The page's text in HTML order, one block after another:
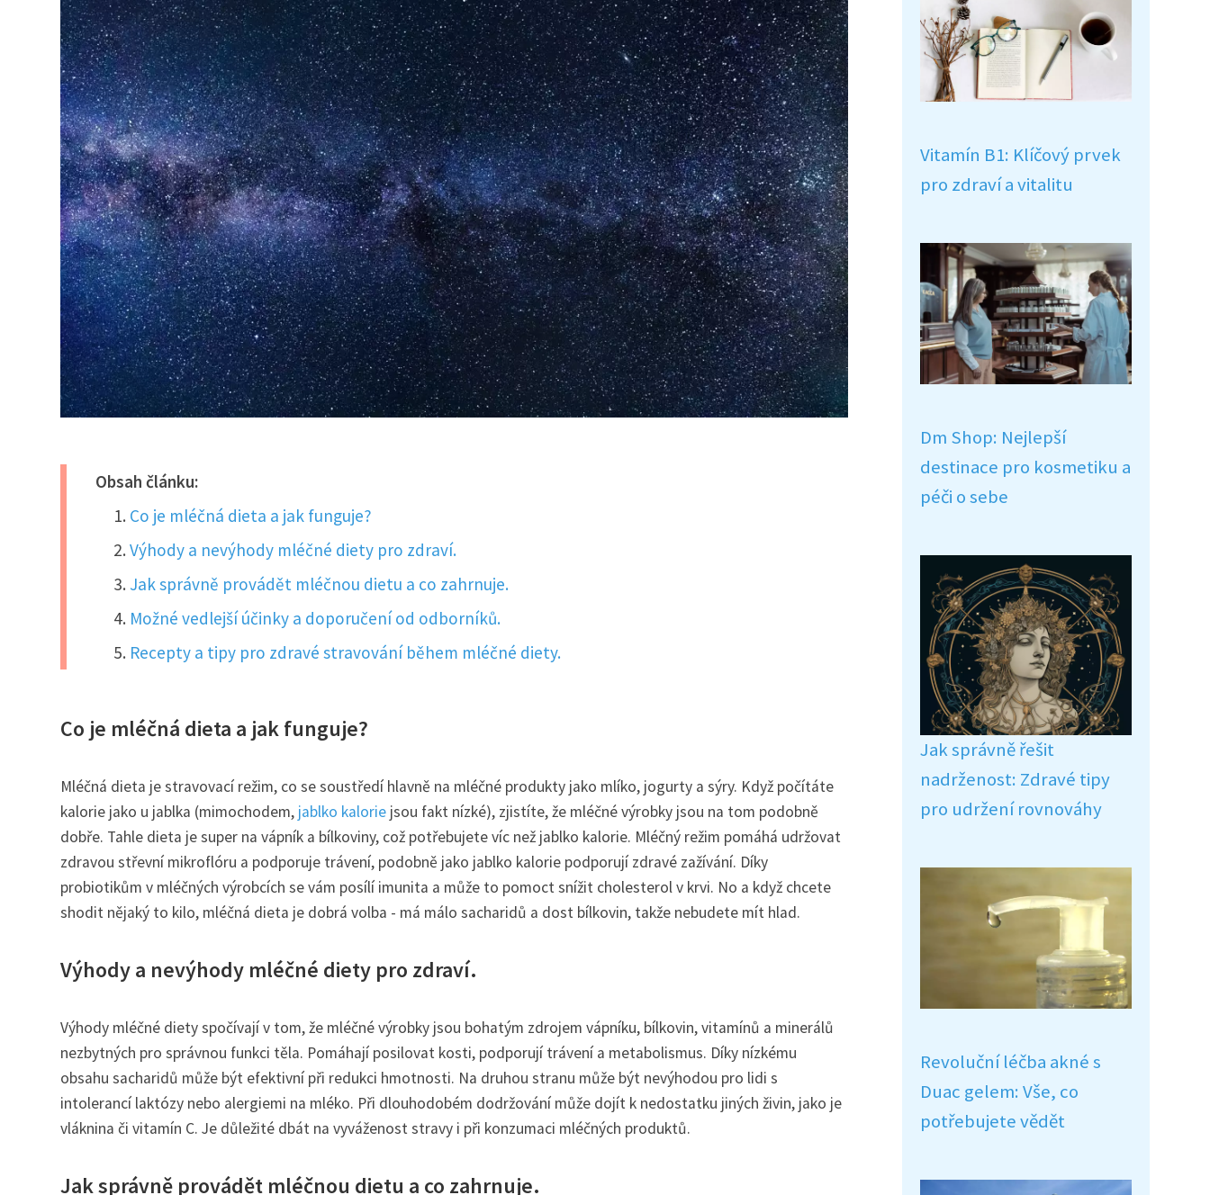
Obsah článku:
Co je mléčná dieta a jak funguje?
Výhody a nevýhody mléčné diety pro zdraví.
Jak správně provádět mléčnou dietu a co zahrnuje.
Možné vedlejší účinky a doporučení od odborníků.
Recepty a tipy pro zdravé stravování během mléčné diety.
Co je mléčná dieta a jak funguje?
Mléčná dieta je stravovací režim, co se soustředí hlavně na mléčné produkty jako mlíko, jogurty a sýry. Když počítáte
kalorie jako u jablka (mimochodem, jablko kalorie jsou fakt nízké), zjistíte, že mléčné výrobky jsou na tom podobně
dobře. Tahle dieta je super na vápník a bílkoviny, což potřebujete víc než jablko kalorie. Mléčný režim pomáhá udržovat
zdravou střevní mikroflóru a podporuje trávení, podobně jako jablko kalorie podporují zdravé zažívání. Díky
probiotikům v mléčných výrobcích se vám posílí imunita a může to pomoct snížit cholesterol v krvi. No a když chcete
shodit nějaký to kilo, mléčná dieta je dobrá volba - má málo sacharidů a dost bílkovin, takže nebudete mít hlad.
Výhody a nevýhody mléčné diety pro zdraví.
Výhody mléčné diety spočívají v tom, že mléčné výrobky jsou bohatým zdrojem vápníku, bílkovin, vitamínů a minerálů
nezbytných pro správnou funkci těla. Pomáhají posilovat kosti, podporují trávení a metabolismus. Díky nízkému
obsahu sacharidů může být efektivní při redukci hmotnosti. Na druhou stranu může být nevýhodou pro lidi s
intolerancí laktózy nebo alergiemi na mléko. Při dlouhodobém dodržování může dojít k nedostatku jiných živin, jako je
vláknina či vitamín C. Je důležité dbát na vyváženost stravy i při konzumaci mléčných produktů.
Jak správně provádět mléčnou dietu a co zahrnuje.
Vitamín B1: Klíčový prvek
pro zdraví a vitalitu
Dm Shop: Nejlepší
destinace pro kosmetiku a
péči o sebe
Jak správně řešit
nadrženost: Zdravé tipy
pro udržení rovnováhy
Revoluční léčba akné s
Duac gelem: Vše, co
potřebujete vědět